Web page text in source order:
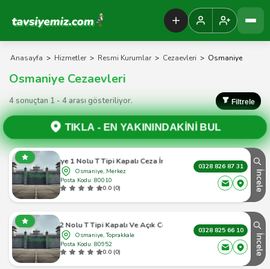
Tavsiyemiz Anasayfa
Anasayfa > Hizmetler > Resmi Kurumlar > Cezaevleri > Osmaniye
Osmaniye Cezaevleri
4 sonuçtan 1 - 4 arası gösteriliyor. Filtrele
TIKLA -EN YAKININDAKİNİ BUL
Osmaniye 1 Nolu T Tipi Kapalı Ceza İnfaz Kurumu
Osmaniye, Merkez
Posta Kodu: 80010
0.0 (0)
0328 826 87 31
İncele
2 Nolu T Tipi Kapalı Ve Açık Ceza İnfaz Kurumu
Osmaniye, Toprakkale
Posta Kodu: 80952
0.0 (0)
0328 825 66 10
İncele